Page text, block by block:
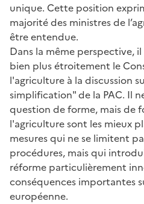
unique. Cette position
majorité des ministres de
être entendue.
Dans la même perspective, il
bien plus étroitement le
l'agriculture à la discussion
simplification" de la PAC. Il
question de forme, mais de
l'agriculture sont les mieux
mesures qui ne se limitent
procédures, mais qui
réforme particulièrement
conséquences importantes
européenne.